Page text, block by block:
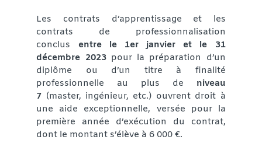
Les contrats d’apprentissage et les
contrats de professionnalisation
conclus entre le 1er janvier et le 31
décembre 2023pour la préparation d’un
diplôme ou d’un titre à finalité
professionnelle au plus de niveau
7 (master, ingénieur, etc.) ouvrent droit à
une aide exceptionnelle, versée pour la
première année d’exécution du contrat,
dont le montant s’élève à 6 000 €.